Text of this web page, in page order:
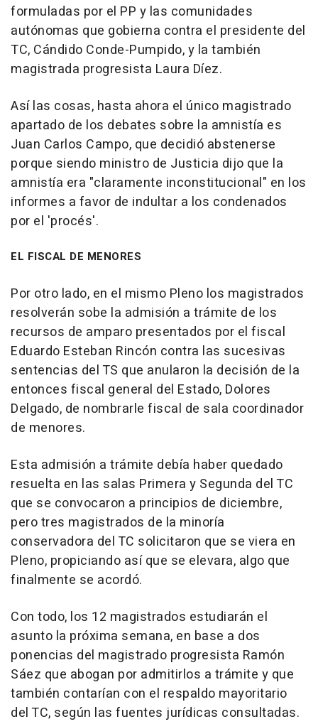
formuladas por el PP y las comunidades
autónomas que gobierna contra el presidente del
TC, Cándido Conde-Pumpido, y la también
magistrada progresista Laura Díez.
Así las cosas, hasta ahora el único magistrado
apartado de los debates sobre la amnistía es
Juan Carlos Campo, que decidió abstenerse
porque siendo ministro de Justicia dijo que la
amnistía era "claramente inconstitucional" en los
informes a favor de indultar a los condenados
por el 'procés'.
EL FISCAL DE MENORES
Por otro lado, en el mismo Pleno los magistrados
resolverán sobe la admisión a trámite de los
recursos de amparo presentados por el fiscal
Eduardo Esteban Rincón contra las sucesivas
sentencias del TS que anularon la decisión de la
entonces fiscal general del Estado, Dolores
Delgado, de nombrarle fiscal de sala coordinador
de menores.
Esta admisión a trámite debía haber quedado
resuelta en las salas Primera y Segunda del TC
que se convocaron a principios de diciembre,
pero tres magistrados de la minoría
conservadora del TC solicitaron que se viera en
Pleno, propiciando así que se elevara, algo que
finalmente se acordó.
Con todo, los 12 magistrados estudiarán el
asunto la próxima semana, en base a dos
ponencias del magistrado progresista Ramón
Sáez que abogan por admitirlos a trámite y que
también contarían con el respaldo mayoritario
del TC, según las fuentes jurídicas consultadas.